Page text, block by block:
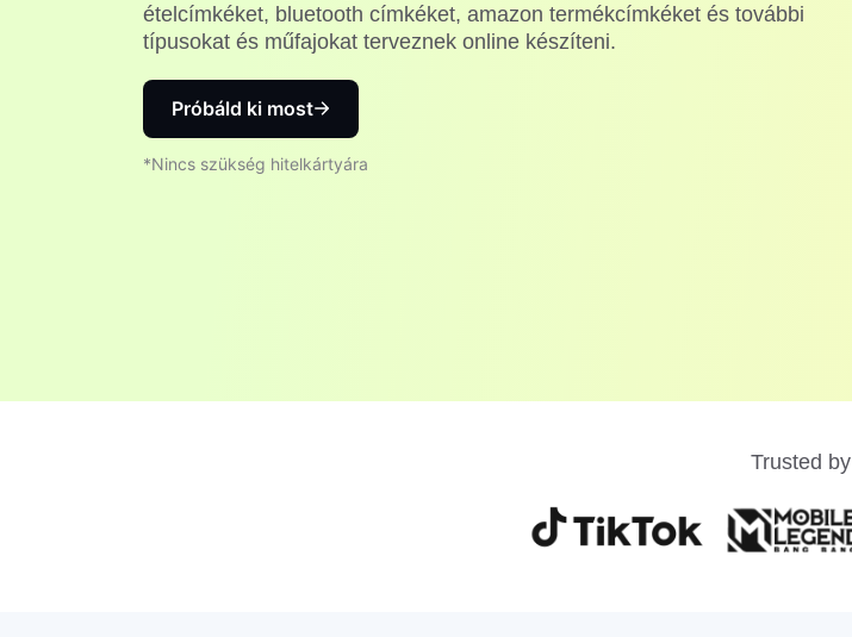
ételcímkéket, bluetooth címkéket, amazon termékcímkéket és további
típusokat és műfajokat terveznek online készíteni.
Próbáld ki most
*Nincs szükség hitelkártyára
Trusted by